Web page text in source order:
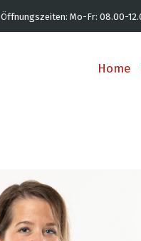
Öffnungszeiten: Mo-Fr: 08.00-
Home